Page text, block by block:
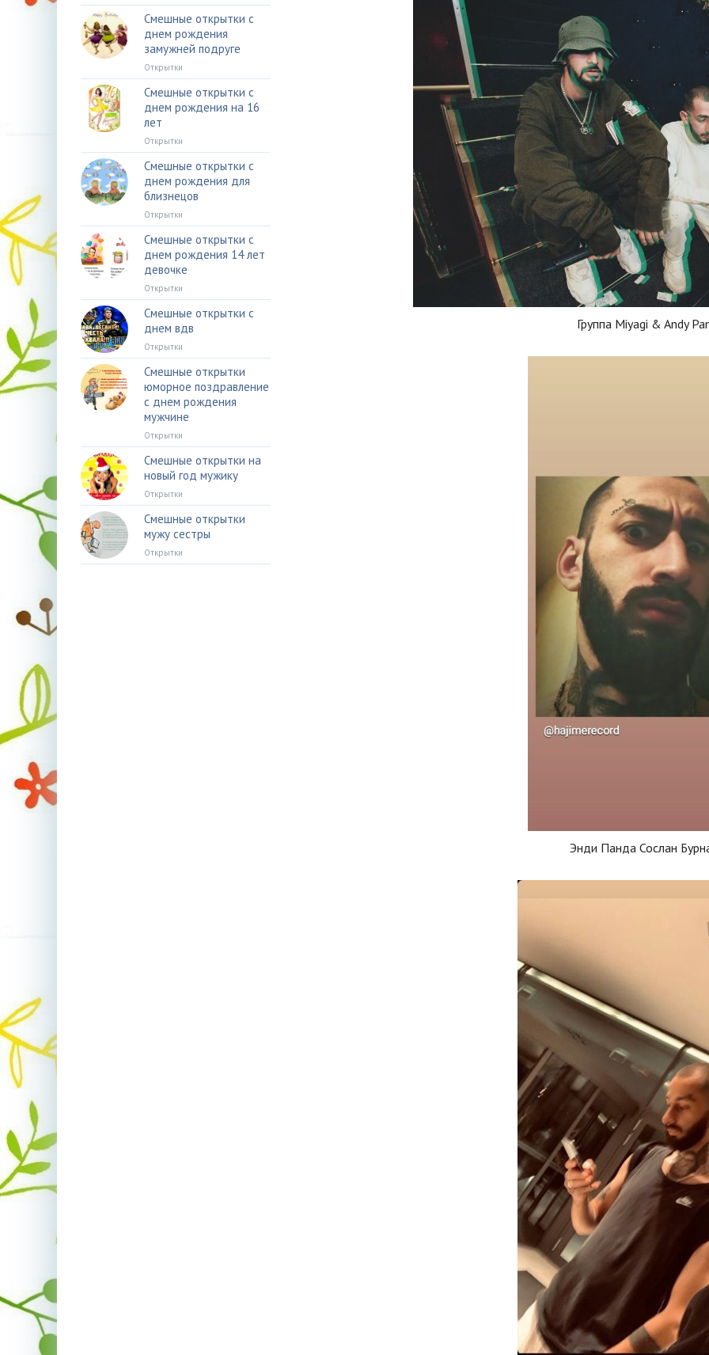
Группа Miyagi & Andy
Энди Панда Сослан
Смешные открытки с
днем рождения
замужней подруге
Открытки
Смешные открытки с
днем рождения на 16
лет
Открытки
Смешные открытки с
днем рождения для
близнецов
Открытки
Смешные открытки с
днем рождения 14 лет
девочке
Открытки
Смешные открытки с
днем вдв
Открытки
Смешные открытки
юморное поздравление
с днем рождения
мужчине
Открытки
Смешные открытки на
новый год мужику
Открытки
Смешные открытки
мужу сестры
Открытки